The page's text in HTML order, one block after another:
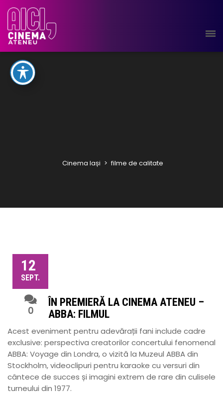
Cinema Iași > filme de calitate
12
SEPT.
0
ÎN PREMIERĂ LA CINEMA ATENEU –
ABBA: FILMUL
Acest eveniment pentru adevărații fani include cadre
exclusive: perspectiva creatorilor concertului fenomenal
ABBA: Voyage din Londra, o vizită la Muzeul ABBA din
Stockholm, videoclipuri pentru karaoke cu versuri din
cântece de succes și imagini extrem de rare din culisele
turneului din 1977.